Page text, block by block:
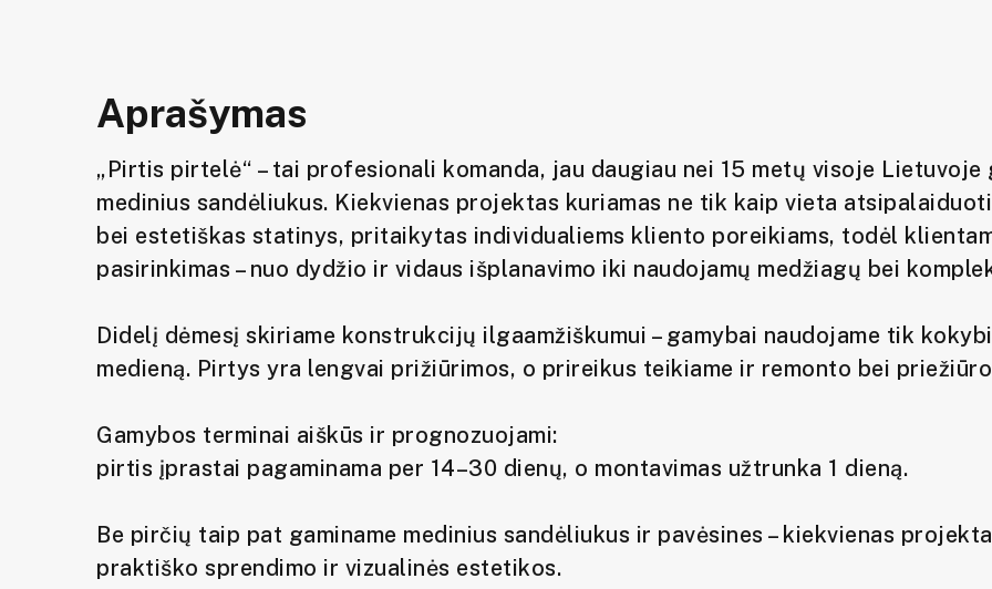
Aprašymas
„Pirtis pirtelė“ – tai profesionali komanda, jau daugiau nei 15 metų visoje
medinius sandėliukus. Kiekvienas projektas kuriamas ne tik kaip vieta
bei estetiškas statinys, pritaikytas individualiems kliento poreikiams, todėl
pasirinkimas – nuo dydžio ir vidaus išplanavimo iki naudojamų medžiagų bei
Didelį dėmesį skiriame konstrukcijų ilgaamžiškumui – gamybai naudojame tik
medieną. Pirtys yra lengvai prižiūrimos, o prireikus teikiame ir remonto bei
Gamybos terminai aiškūs ir prognozuojami:
pirtis įprastai pagaminama per 14–30 dienų, o montavimas užtrunka 1 dieną.
Be pirčių taip pat gaminame medinius sandėliukus ir pavėsines – kiekvienas
praktiško sprendimo ir vizualinės estetikos.